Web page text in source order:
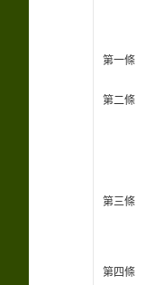
第一條
第二條
第三條
第四條